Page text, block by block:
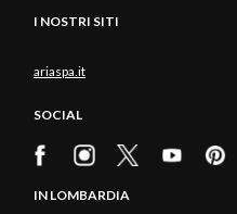
I NOSTRI SITI
ariaspa.it
SOCIAL
IN LOMBARDIA